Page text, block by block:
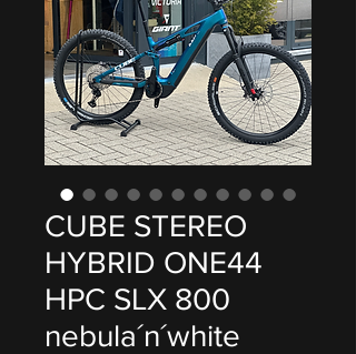
CUBE STEREO
HYBRID ONE44
HPC SLX 800
nebula´n´white